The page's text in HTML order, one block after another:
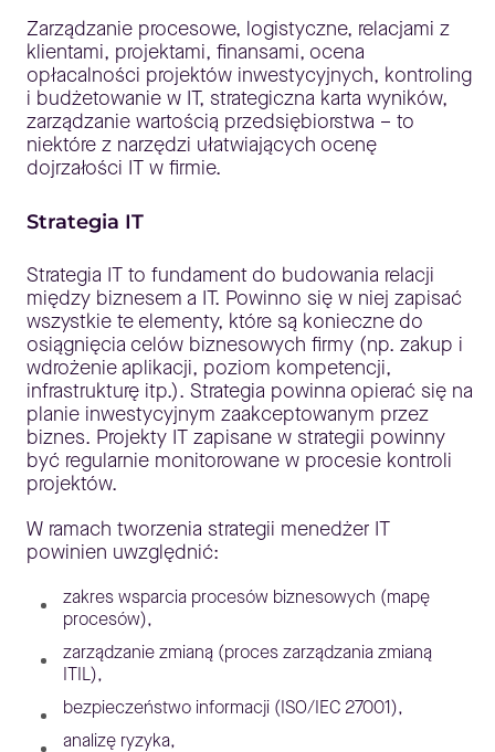
Zarządzanie procesowe, logistyczne, relacjami z
klientami, projektami, finansami, ocena
opłacalności projektów inwestycyjnych, kontroling
i budżetowanie w IT, strategiczna karta wyników,
zarządzanie wartością przedsiębiorstwa – to
niektóre z narzędzi ułatwiających ocenę
dojrzałości IT w firmie.
Strategia IT
Strategia IT to fundament do budowania relacji
między biznesem a IT. Powinno się w niej zapisać
wszystkie te elementy, które są konieczne do
osiągnięcia celów biznesowych firmy (np. zakup i
wdrożenie aplikacji, poziom kompetencji,
infrastrukturę itp.). Strategia powinna opierać się na
planie inwestycyjnym zaakceptowanym przez
biznes. Projekty IT zapisane w strategii powinny
być regularnie monitorowane w procesie kontroli
projektów.
W ramach tworzenia strategii menedżer IT
powinien uwzględnić:
zakres wsparcia procesów biznesowych (mapę
procesów),
zarządzanie zmianą (proces zarządzania zmianą
ITIL),
bezpieczeństwo informacji (ISO/IEC 27001),
analizę ryzyka,